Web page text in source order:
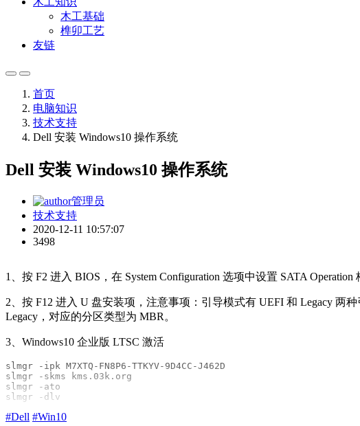
木工基础
榫卯工艺
友链
首页
电脑知识
技术支持
Dell 安装 Windows10 操作系统
Dell 安装 Windows10 操作系统
管理员
技术支持
2020-12-11 10:57:07
3498
1、按 F2 进入 BIOS，在 System Configuration 选项中设置 SATA Operation
2、按 F12 进入 U 盘安装项，注意事项：引导模式有 UEFI 和 Legacy 两
Legacy，对应的分区类型为 MBR。
3、Windows10 企业版 LTSC 激活
slmgr -ipk M7XTQ-FN8P6-TTKYV-9D4CC-J462D
slmgr -skms kms.03k.org
slmgr -ato
slmgr -dlv
#Dell #Win10